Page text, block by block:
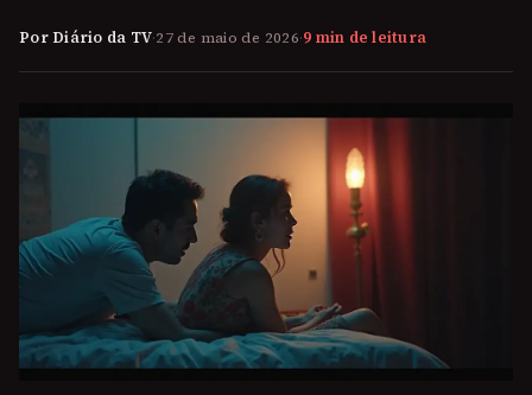
Por Diário da TV·27 de maio de 2026·9 min de leitura